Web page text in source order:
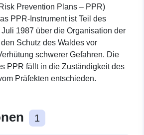
Prevention Plans – PPR)
PPR-Instrument ist Teil des
1987 über die Organisation der
Schutz des Waldes vor
schwerer Gefahren. Die
PPR fällt in die Zuständigkeit des
Präfekten entschieden.
1